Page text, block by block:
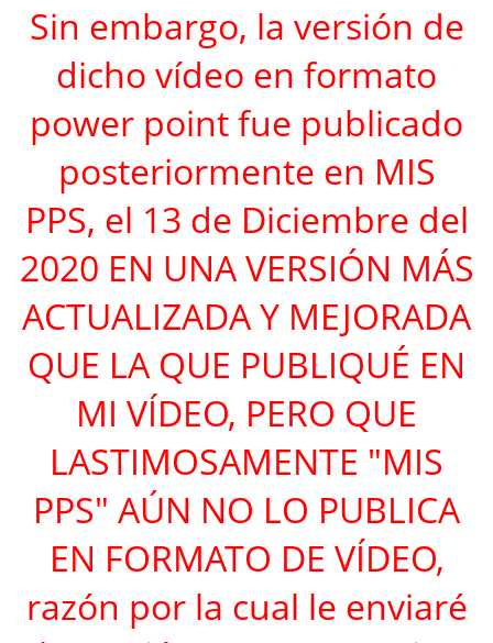
Sin embargo, la versión de
dicho vídeo en formato
power point fue publicado
posteriormente en MIS
PPS, el 13 de Diciembre del
2020 EN UNA VERSIÓN MÁS
ACTUALIZADA Y MEJORADA
QUE LA QUE PUBLIQUÉ EN
MI VÍDEO, PERO QUE
LASTIMOSAMENTE "MIS
PPS" AÚN NO LO PUBLICA
EN FORMATO DE VÍDEO,
razón por la cual le enviaré